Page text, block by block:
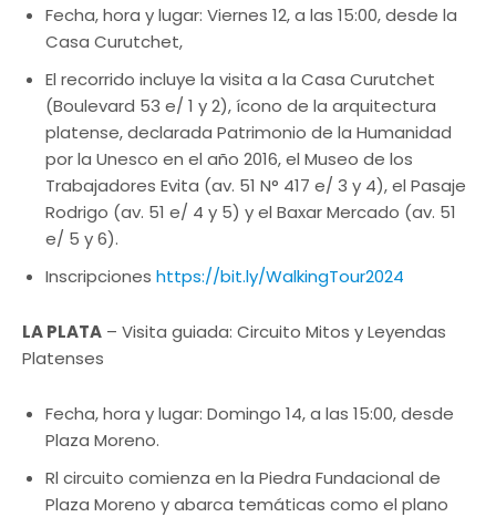
Fecha, hora y lugar: Viernes 12, a las 15:00, desde la
Casa Curutchet,
El recorrido incluye la visita a la Casa Curutchet
(Boulevard 53 e/ 1 y 2), ícono de la arquitectura
platense, declarada Patrimonio de la Humanidad
por la Unesco en el año 2016, el Museo de los
Trabajadores Evita (av. 51 N° 417 e/ 3 y 4), el Pasaje
Rodrigo (av. 51 e/ 4 y 5) y el Baxar Mercado (av. 51
e/ 5 y 6).
Inscripciones https://bit.ly/WalkingTour2024
LA PLATA – Visita guiada: Circuito Mitos y Leyendas
Platenses
Fecha, hora y lugar: Domingo 14, a las 15:00, desde
Plaza Moreno.
Rl circuito comienza en la Piedra Fundacional de
Plaza Moreno y abarca temáticas como el plano